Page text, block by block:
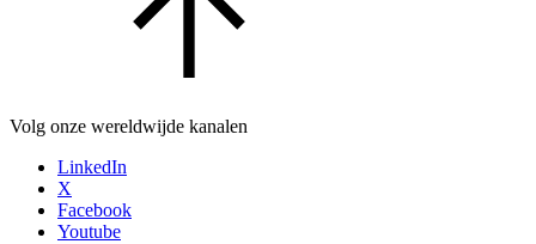
Volg onze wereldwijde kanalen
LinkedIn
X
Facebook
Youtube